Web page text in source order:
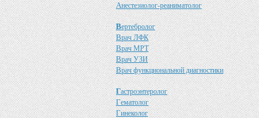
Анестезиолог-реаниматолог
Вертебролог
Врач ЛФК
Врач МРТ
Врач УЗИ
Врач функциональной диагностики
Гастроэнтеролог
Гематолог
Гинеколог